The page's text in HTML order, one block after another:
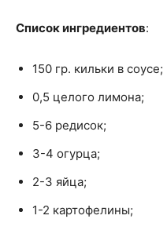
Список ингредиентов:
150 гр. кильки в соусе;
0,5 целого лимона;
5-6 редисок;
3-4 огурца;
2-3 яйца;
1-2 картофелины;